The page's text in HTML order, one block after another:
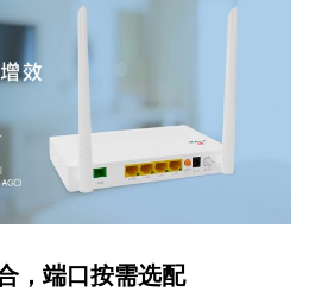
，端口按需选配